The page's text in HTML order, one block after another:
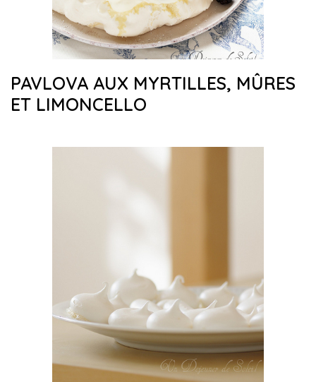
PAVLOVA AUX MYRTILLES, MÛRES
ET LIMONCELLO